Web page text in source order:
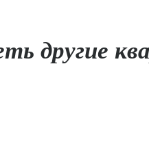
другие